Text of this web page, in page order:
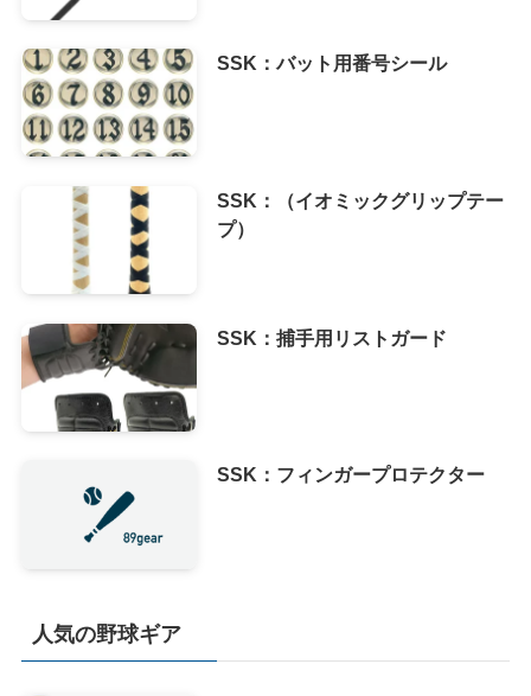
SSK：バット用番号シール
SSK：（イオミックグリップテー
プ）
SSK：捕手用リストガード
SSK：フィンガープロテクター
人気の野球ギア